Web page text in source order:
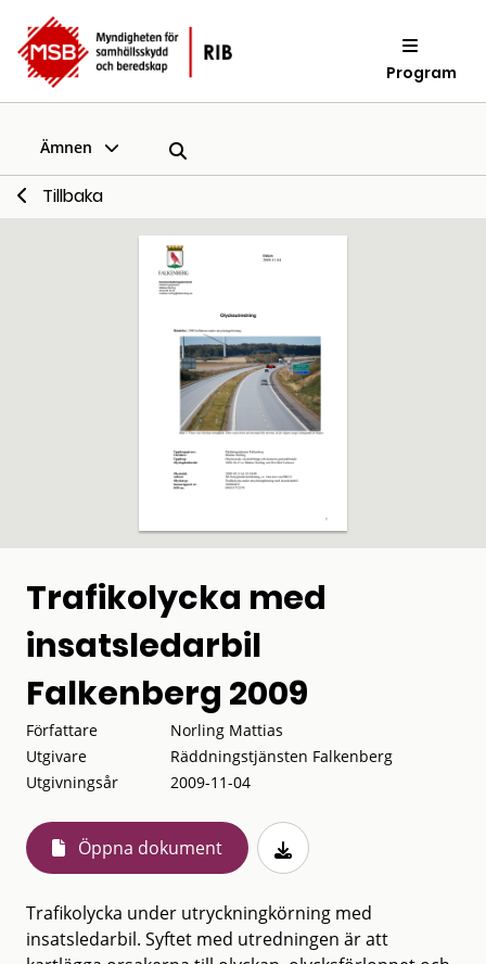
Program
Ämnen
Tillbaka
Trafikolycka med
insatsledarbil
Falkenberg 2009
Författare
Norling Mattias
Utgivare
Räddningstjänsten Falkenberg
Utgivningsår
2009-11-04
Öppna dokument
Trafikolycka under utryckningkörning med
insatsledarbil. Syftet med utredningen är att